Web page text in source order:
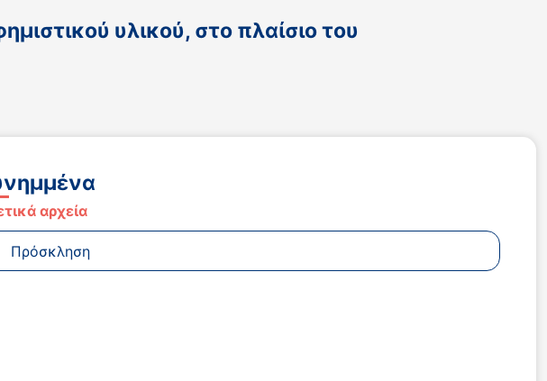
υλικού, στο πλαίσιο του
αρχεία
Πρόσκληση